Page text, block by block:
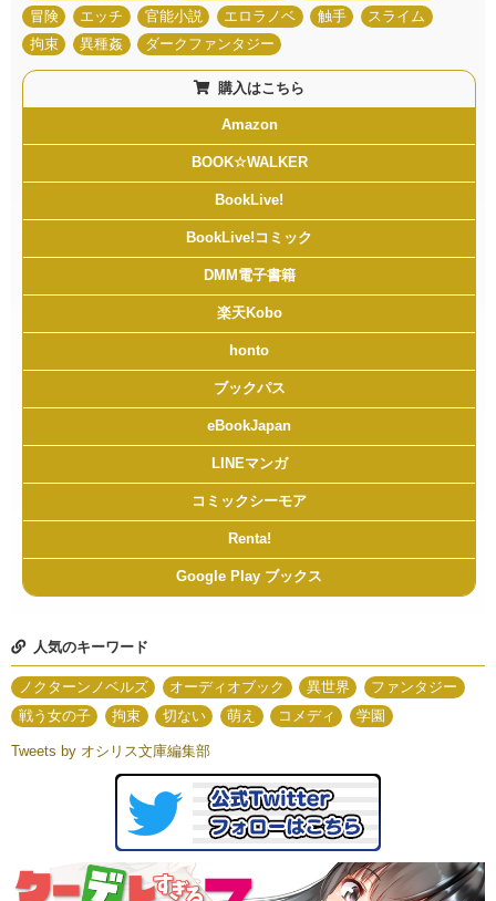
冒険
エッチ 官能小説 エロラノベ 触手
スライム
拘束
異種姦 ダークファンタジー
購入はこちら
Amazon
BOOK☆WALKER
BookLive!
BookLive!コミック
DMM電子書籍
楽天Kobo
honto
ブックパス
eBookJapan
LINEマンガ
コミックシーモア
Renta!
Google Play ブックス
人気のキーワード
ノクターンノベルズ オーディオブック 異世界
ファンタジー
戦う女の子
拘束 切ない 萌え コメディ 学園
Tweets by オシリス文庫編集部